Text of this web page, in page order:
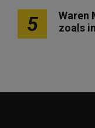
5
Waren
zoals